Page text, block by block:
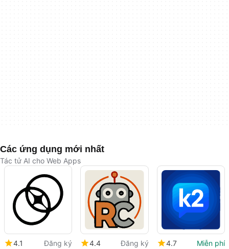
Các ứng dụng mới nhất
Tác tử AI cho Web Apps
4.1
Đăng ký
4.4
Đăng ký
4.7
Miễn phí